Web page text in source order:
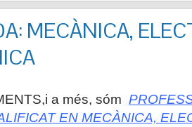
MECÀNICA,
a més, sóm
EN MECÀNICA,